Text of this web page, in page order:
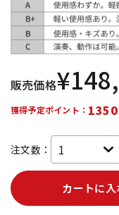
販売価格¥
獲得予定ポイント：
注文数：
カートに入